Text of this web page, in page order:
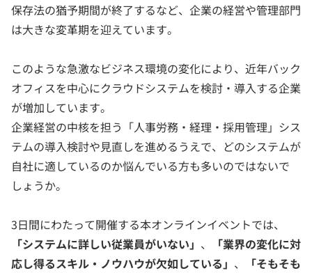
保存法の猶予期間が終了するなど、企業の経営や管理部門
は大きな変革期を迎えています。
このような急激なビジネス環境の変化により、近年バック
オフィスを中心にクラウドシステムを検討・導入する企業
が増加しています。
企業経営の中核を担う「人事労務・経理・採用管理」シス
テムの導入検討や見直しを進めるうえで、どのシステムが
自社に適しているのか悩んでいる方も多いのではないで
しょうか。
3日間にわたって開催する本オンラインイベントでは、
「システムに詳しい従業員がいない」 、
「業界の変化に対
応し得るスキル・ノウハウが欠如している」 、
「そもそも